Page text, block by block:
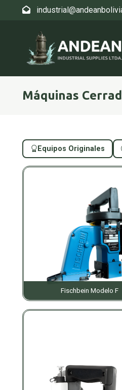
Máquinas
Equipos Originales
Fischbein Modelo F